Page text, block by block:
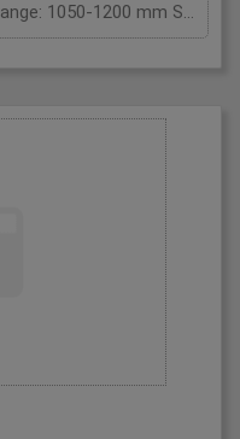
Load capacity: 2000kg Gripping range: 1050-1200 mm Suspension / size WxL: . 0 Own weight: 180 kg Load capacity: 2 t Span: . mm Total power requirement: . kW Machine weight approx.: . t Space requirement approx.: . m